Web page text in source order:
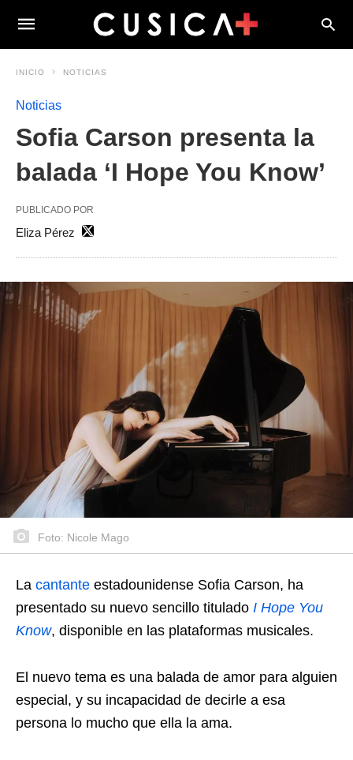
INICIO NOTICIAS
Noticias
Sofia Carson presenta la
balada ‘I Hope You Know’
PUBLICADO POR
Eliza Pérez
Foto: Nicole Mago
La cantante estadounidense Sofia Carson, ha
presentado su nuevo sencillo titulado I Hope You
Know, disponible en las plataformas musicales.
El nuevo tema es una balada de amor para alguien
especial, y su incapacidad de decirle a esa
persona lo mucho que ella la ama.